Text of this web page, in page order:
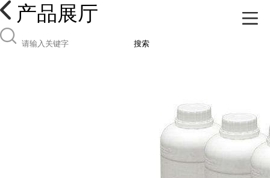
产品展厅
搜索